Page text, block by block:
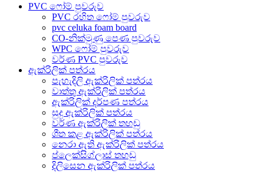
PVC ෆෝම් පුවරුව
PVC රහිත ෆෝම් පුවරුව
pvc celuka foam board
CO-නික්මුණු පෙණ පුවරුව
WPC ෆෝම් පුවරුව
වර්ණ PVC පුවරුව
ඇක්රිලික් පත්රය
පැහැදිලි ඇක්රිලික් පත්රය
වාත්තු ඇක්රිලික් පත්රය
ඇක්රිලික් දර්පණ පත්රය
සුදු ඇක්රිලික් පත්රය
වර්ණ ඇක්රිලික් තහඩු
ශීත කළ ඇක්රිලික් පත්රය
නෙරා ඇති ඇක්රිලික් පත්රය
ප්ලෙක්සිග්ලාස් තහඩු
දිලිසෙන ඇක්රිලික් පත්රය